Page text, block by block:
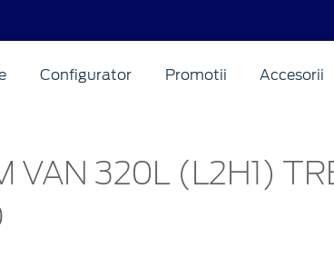
Configurator Promotii Accesorii
VAN 320L (L2H1)